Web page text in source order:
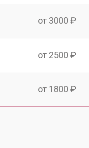
от 3000 ₽
от 2500 ₽
от 1800 ₽